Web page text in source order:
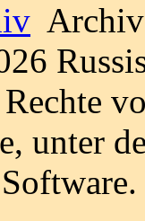
Archiv
unter